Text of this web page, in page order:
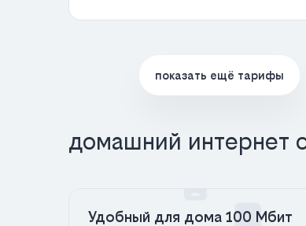
показать ещё тарифы
домашний интернет
Удобный для дома 100 Мбит